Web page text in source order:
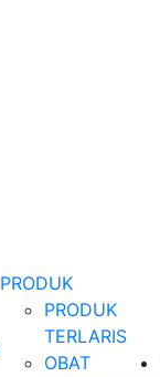
PRODUK
PRODUK
TERLARIS
OBAT